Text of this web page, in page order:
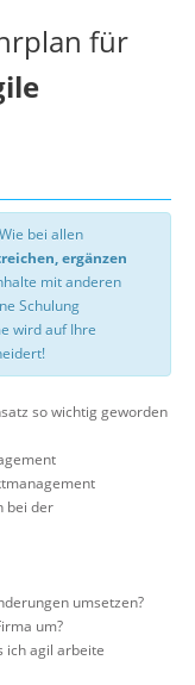
für
bei allen
ergänzen
mit anderen
Schulung
wird auf Ihre
so wichtig geworden
bei der
umsetzen?
um?
ich agil arbeite